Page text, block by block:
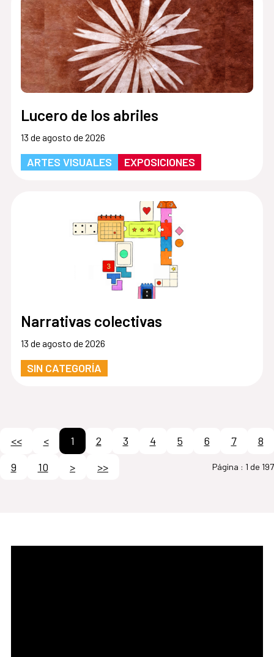
Lucero de los abriles
13 de agosto de 2026
ARTES VISUALES EXPOSICIONES
Narrativas colectivas
13 de agosto de 2026
SIN CATEGORÍA
<< < 1 2 3 4 5 6 7
8
9
10 > >> Página : 1 de 197